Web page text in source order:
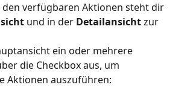
den verfügbaren Aktionen steht dir
und in der Detailansicht zur
ein oder mehrere
die Checkbox aus, um
Aktionen auszuführen: